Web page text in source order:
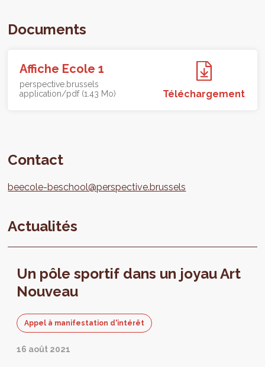
Documents
Affiche Ecole 1
perspective.brussels
application/pdf (1.43 Mo)
Téléchargement
Contact
beecole-beschool@perspective.brussels
Actualités
Un pôle sportif dans un joyau Art
Nouveau
Appel à manifestation d'intérêt
16 août 2021